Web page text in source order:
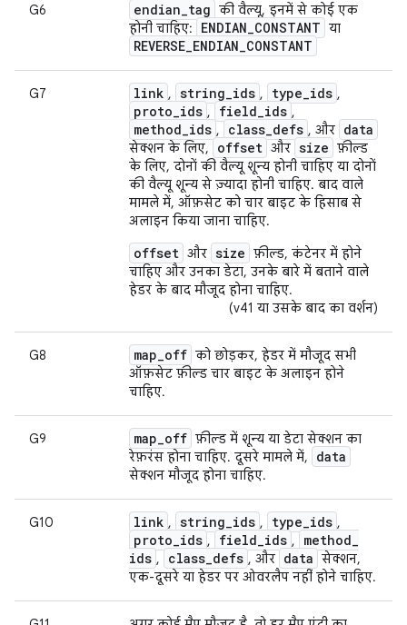
G6 endian_tag की वैल्यू, इनमें से कोई एक
होनी चाहिए:
ENDIAN_CONSTANT या
REVERSE_ENDIAN_CONSTANT
G7 link , string_ids , type_ids ,
proto_ids , field_ids ,
method_ids , class_defs , और data
सेक्शन के लिए, offset और size फ़ील्ड
के लिए, दोनों की वैल्यू शून्य होनी चाहिए या दोनों
की वैल्यू शून्य से ज़्यादा होनी चाहिए. बाद वाले
मामले में, ऑफ़सेट को चार बाइट के हिसाब से
अलाइन किया जाना चाहिए.
offset और size फ़ील्ड, कंटेनर में होने
चाहिए और उनका डेटा, उनके बारे में बताने वाले
हेडर के बाद मौजूद होना चाहिए.
(v41 या उसके बाद का वर्शन)
G8 map_off को छोड़कर, हेडर में मौजूद सभी
ऑफ़सेट फ़ील्ड चार बाइट के अलाइन होने
चाहिए.
G9 map_off फ़ील्ड में शून्य या डेटा सेक्शन का
रेफ़रंस होना चाहिए. दूसरे मामले में,
data
सेक्शन मौजूद होना चाहिए.
G10 link , string_ids , type_ids ,
proto_ids , field_ids , method_
ids , class_defs , और data सेक्शन,
एक-दूसरे या हेडर पर ओवरलैप नहीं होने चाहिए.